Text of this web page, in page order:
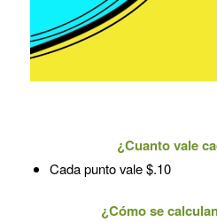
¿Cuanto vale
Cada punto vale $.10
¿Cómo se